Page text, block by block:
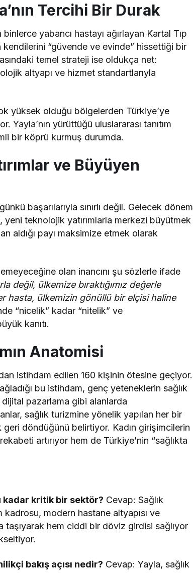
Tercihi Bir Durak
yabancı hastayı ağırlayan Kartal Tıp
kendilerini “güvende ve evinde” hissettiği bir
temel strateji ise oldukça net:
altyapı ve hizmet standartlarıyla
yüksek olduğu bölgelerden Türkiye’ye
Yayla’nın yürüttüğü uluslararası tanıtım
bir köprü kurmuş durumda.
ve Büyüyen
başarılarıyla sınırlı değil. Gelecek dönem
yeni teknolojik yatırımlarla merkezi büyütmek
aldığı payı maksimize etmek olarak
olan inancını şu sözlerle ifade
değil, ülkemize bıraktığımız değerle
hasta, ülkemizin gönüllü bir elçisi haline
“nicelik” kadar “nitelik” ve
kanıtı.
Anatomisi
istihdam edilen 160 kişinin ötesine geçiyor.
bu istihdam, genç yeteneklerin sağlık
pazarlama gibi alanlarda
sağlık turizmine yönelik yapılan her bir
geri döndüğünü belirtiyor. Kadın girişimcilerin
artırıyor hem de Türkiye’nin “sağlıkta
kadar kritik bir sektör? Cevap: Sağlık
modern hastane altyapısı ve
taşıyarak hem ciddi bir döviz girdisi sağlıyor
bakış açısı nedir? Cevap: Yayla, sağlık